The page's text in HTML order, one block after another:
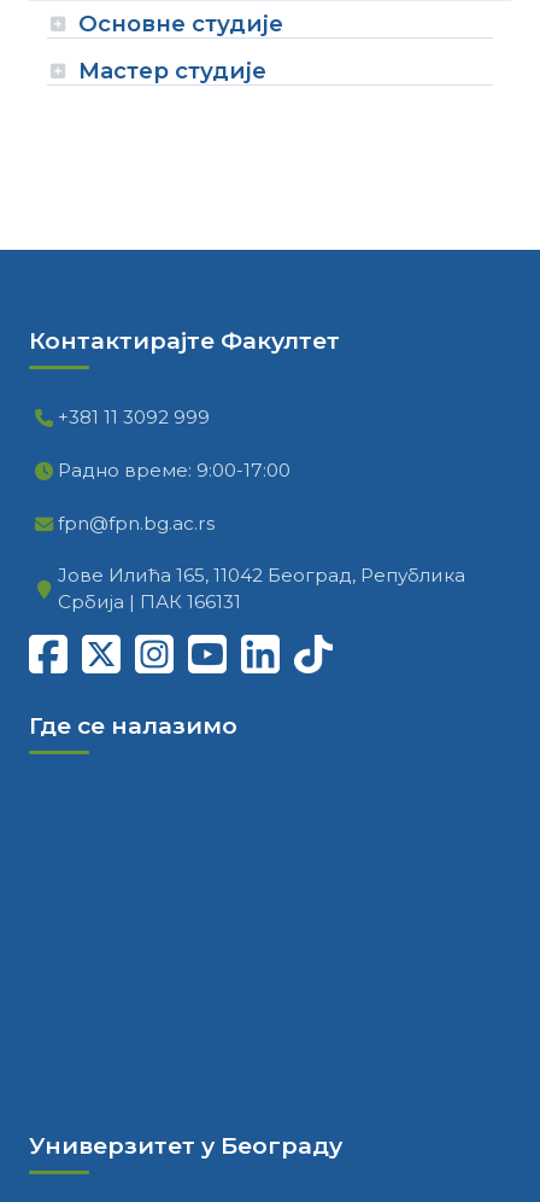
Основне студије
Мастер студије
Контактирајте Факултет
+381 11 3092 999
Радно време: 9:00-17:00
fpn@fpn.bg.ac.rs
Јове Илића 165, 11042 Београд, Република
Србија | ПАК 166131
Где се налазимо
Универзитет у Београду